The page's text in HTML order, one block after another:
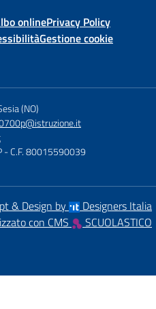
onlinePrivacy Policy
Gestione cookie
(NO)
- C.F. 80015590039
& Design by
Designers Italia
con CMS
SCUOLASTICO